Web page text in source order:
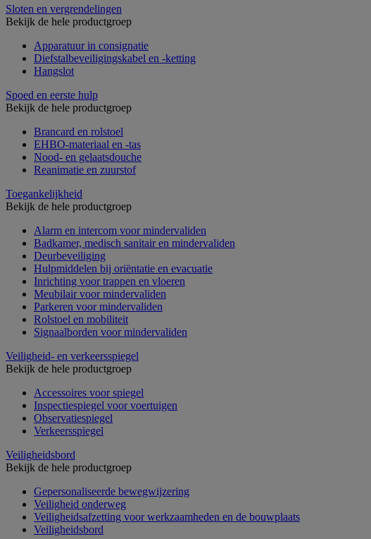
Sloten en vergrendelingen
Bekijk de hele productgroep
Apparatuur in consignatie
Diefstalbeveiligingskabel en -ketting
Hangslot
Spoed en eerste hulp
Bekijk de hele productgroep
Brancard en rolstoel
EHBO-materiaal en -tas
Nood- en gelaatsdouche
Reanimatie en zuurstof
Toegankelijkheid
Bekijk de hele productgroep
Alarm en intercom voor mindervaliden
Badkamer, medisch sanitair en mindervaliden
Deurbeveiliging
Hulpmiddelen bij oriëntatie en evacuatie
Inrichting voor trappen en vloeren
Meubilair voor mindervaliden
Parkeren voor mindervaliden
Rolstoel en mobiliteit
Signaalborden voor mindervaliden
Veiligheid- en verkeersspiegel
Bekijk de hele productgroep
Accessoires voor spiegel
Inspectiespiegel voor voertuigen
Observatiespiegel
Verkeersspiegel
Veiligheidsbord
Bekijk de hele productgroep
Gepersonaliseerde bewegwijzering
Veiligheid onderweg
Veiligheidsafzetting voor werkzaamheden en de bouwplaats
Veiligheidsbord